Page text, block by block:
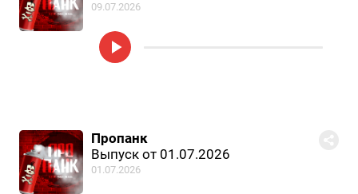
09.07.2026
Пропанк
Выпуск от 01.07.2026
01.07.2026